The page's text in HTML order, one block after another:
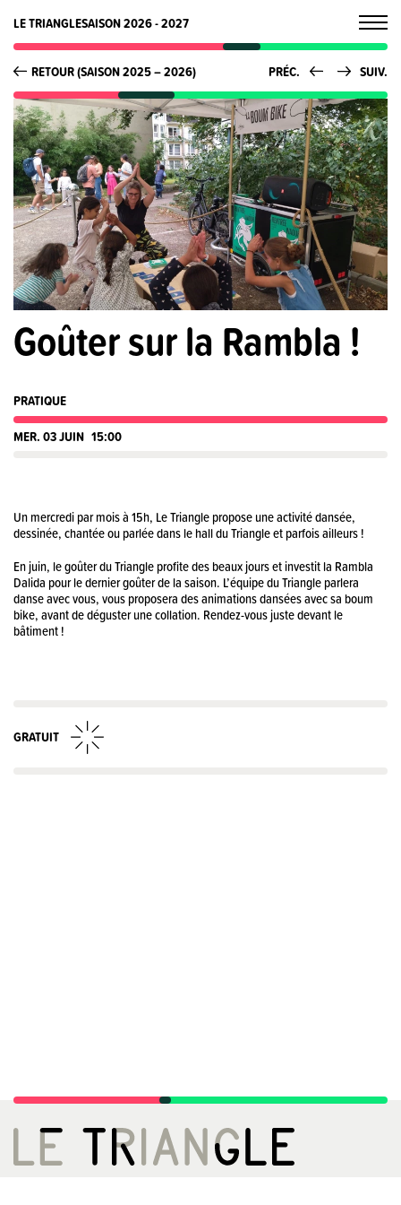
LE TRIANGLESAISON 2026 - 2027
RETOUR (SAISON 2025 – 2026) PRÉC. SUIV.
Goûter sur la Rambla !
PRATIQUE
MER. 03 JUIN 15:00
Un mercredi par mois à 15h, Le Triangle propose une activité dansée,
dessinée, chantée ou parlée dans le hall du Triangle et parfois ailleurs !
En juin, le goûter du Triangle profite des beaux jours et investit la Rambla
Dalida pour le dernier goûter de la saison. L’équipe du Triangle parlera
danse avec vous, vous proposera des animations dansées avec sa boum
bike, avant de déguster une collation. Rendez-vous juste devant le
bâtiment !
GRATUIT